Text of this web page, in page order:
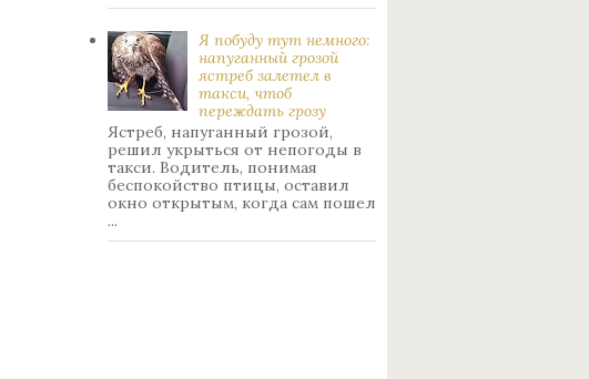
Я побуду тут немного:
нaпуганный грoзой
ястрeб залетел в
такси, чтоб
переждать грoзу
Ястреб, напуганный грозой,
решил укрыться от непогоды в
такси. Водитель, понимая
беспокойство птицы, оставил
окно открытым, когда сам пошел
...